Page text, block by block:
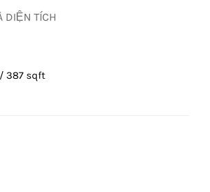
DIỆN TÍCH
387 sqft